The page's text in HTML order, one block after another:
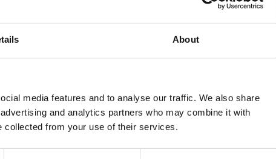
About
media features and to analyse our traffic. We also share
and analytics partners who may combine it with
collected from your use of their services.